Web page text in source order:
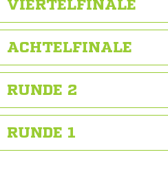
VIERTELFINALE
ACHTELFINALE
RUNDE 2
RUNDE 1